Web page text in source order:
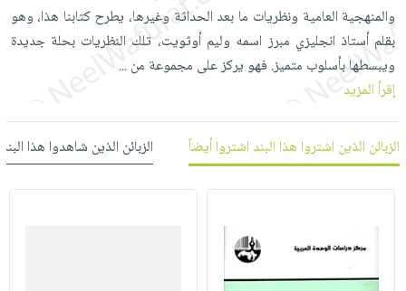
العناية
بالأسنان
الحمية
والتغذية
أدوات
المائدة
الأوعية
والتخزين
أدوات
المطبخ
الأكثر
مبيعاً
العودة
للمدارس
اكسسوارات
كتب
اكسسوارات
منزلية
ملابس
مطرزات
شحن
مجاني
بنود
مختارة
كل
الاشتراكات
صندوق
iKitab
بحث
متقدم
وفرات
والمنهجية العامية ونظريات ما بعد الحداثة وغيرها، يطرح كتابنا هذا، وهو
بقلم أستاذ انجليزي مبرز اسمه وليم أوثويت، تلك النظريات بحلة جديدة
ويبسطها بأسلوب متميز. فهو يركز على مجموعة من...
إقرأ المزيد
الزبائن الذين اشتروا هذا البند اشتروا أيضاً الزبائن الذين شاهدوا هذا